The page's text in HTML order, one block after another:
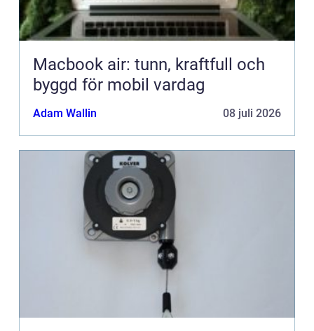
Macbook air: tunn, kraftfull och
byggd för mobil vardag
Adam Wallin 08 juli 2026